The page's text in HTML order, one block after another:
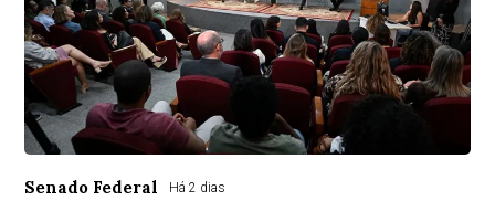
Senado Federal Há 2 dias